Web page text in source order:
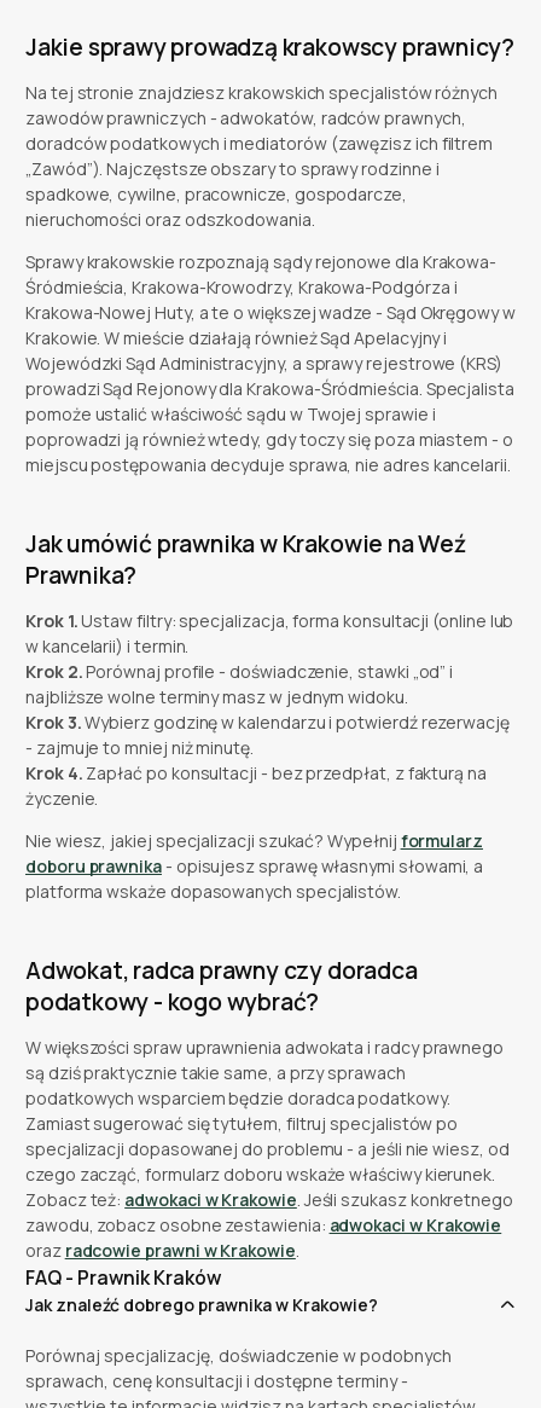
Jakie sprawy prowadzą krakowscy prawnicy?
Na tej stronie znajdziesz krakowskich specjalistów różnych
zawodów prawniczych - adwokatów, radców prawnych,
doradców podatkowych i mediatorów (zawęzisz ich filtrem
„Zawód”). Najczęstsze obszary to sprawy rodzinne i
spadkowe, cywilne, pracownicze, gospodarcze,
nieruchomości oraz odszkodowania.
Sprawy krakowskie rozpoznają sądy rejonowe dla Krakowa-
Śródmieścia, Krakowa-Krowodrzy, Krakowa-Podgórza i
Krakowa-Nowej Huty, a te o większej wadze - Sąd Okręgowy w
Krakowie. W mieście działają również Sąd Apelacyjny i
Wojewódzki Sąd Administracyjny, a sprawy rejestrowe (KRS)
prowadzi Sąd Rejonowy dla Krakowa-Śródmieścia. Specjalista
pomoże ustalić właściwość sądu w Twojej sprawie i
poprowadzi ją również wtedy, gdy toczy się poza miastem - o
miejscu postępowania decyduje sprawa, nie adres kancelarii.
Jak umówić prawnika w Krakowie na Weź
Prawnika?
Krok 1.Ustaw filtry: specjalizacja, forma konsultacji (online lub
w kancelarii) i termin.
Krok 2.Porównaj profile - doświadczenie, stawki „od” i
najbliższe wolne terminy masz w jednym widoku.
Krok 3.Wybierz godzinę w kalendarzu i potwierdź rezerwację
- zajmuje to mniej niż minutę.
Krok 4. Zapłać po konsultacji - bez przedpłat, z fakturą na
życzenie.
Nie wiesz, jakiej specjalizacji szukać? Wypełnij formularz
doboru prawnika- opisujesz sprawę własnymi słowami, a
platforma wskaże dopasowanych specjalistów.
Adwokat, radca prawny czy doradca
podatkowy - kogo wybrać?
W większości spraw uprawnienia adwokata i radcy prawnego
są dziś praktycznie takie same, a przy sprawach
podatkowych wsparciem będzie doradca podatkowy.
Zamiast sugerować się tytułem, filtruj specjalistów po
specjalizacji dopasowanej do problemu - a jeśli nie wiesz, od
czego zacząć, formularz doboru wskaże właściwy kierunek.
Zobacz też: adwokaci w Krakowie. Jeśli szukasz konkretnego
zawodu, zobacz osobne zestawienia: adwokaci w Krakowie
oraz radcowie prawni w Krakowie.
FAQ - Prawnik Kraków
Jak znaleźć dobrego prawnika w Krakowie?
Porównaj specjalizację, doświadczenie w podobnych
sprawach, cenę konsultacji i dostępne terminy -